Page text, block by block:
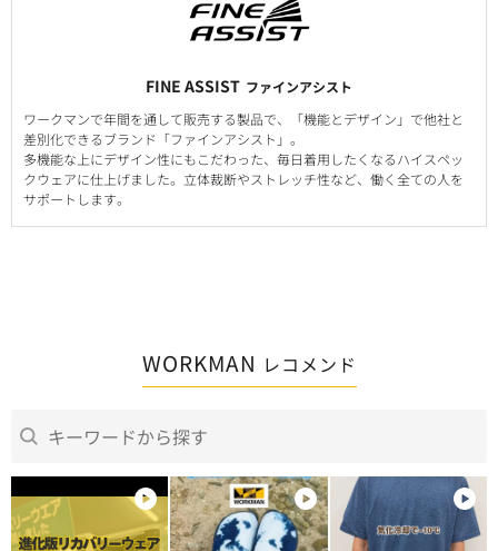
FINE ASSIST ファインアシスト
ワークマンで年間を通して販売する製品で、「機能とデザイン」で他社と
差別化できるブランド「ファインアシスト」。
多機能な上にデザイン性にもこだわった、毎日着用したくなるハイスペッ
クウェアに仕上げました。立体裁断やストレッチ性など、働く全ての人を
サポートします。
WORKMAN レコメンド